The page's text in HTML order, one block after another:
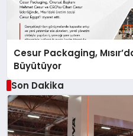
Cesur Packaging,
Büyütüyor
Son Dakika